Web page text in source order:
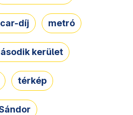
díj metró
kerület
térkép